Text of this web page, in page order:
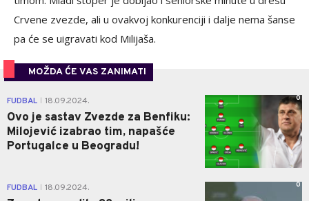
Crvene zvezde, ali u ovakvoj konkurenciji i dalje nema šanse
pa će se uigravati kod Milijaša.
MOŽDA ĆE VAS ZANIMATI
FUDBAL 18.09.2024.
Ovo je sastav Zvezde za Benfiku:
Milojević izabrao tim, napašće
Portugalce u Beogradu!
0
FUDBAL 18.09.2024. 0